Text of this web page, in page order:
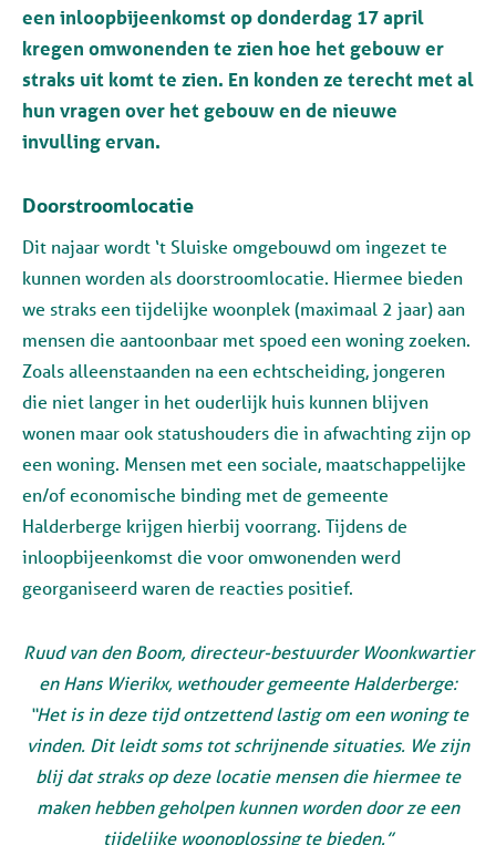
een inloopbijeenkomst op donderdag 17 april
kregen omwonenden te zien hoe het gebouw er
straks uit komt te zien. En konden ze terecht met al
hun vragen over het gebouw en de nieuwe
invulling ervan.
Doorstroomlocatie
Dit najaar wordt ‘t Sluiske omgebouwd om ingezet te
kunnen worden als doorstroomlocatie. Hiermee bieden
we straks een tijdelijke woonplek (maximaal 2 jaar) aan
mensen die aantoonbaar met spoed een woning zoeken.
Zoals alleenstaanden na een echtscheiding, jongeren
die niet langer in het ouderlijk huis kunnen blijven
wonen maar ook statushouders die in afwachting zijn op
een woning. Mensen met een sociale, maatschappelijke
en/of economische binding met de gemeente
Halderberge krijgen hierbij voorrang. Tijdens de
inloopbijeenkomst die voor omwonenden werd
georganiseerd waren de reacties positief.
Ruud van den Boom, directeur-bestuurder Woonkwartier
en Hans Wierikx, wethouder gemeente Halderberge:
“Het is in deze tijd ontzettend lastig om een woning te
vinden. Dit leidt soms tot schrijnende situaties. We zijn
blij dat straks op deze locatie mensen die hiermee te
maken hebben geholpen kunnen worden door ze een
tijdelijke woonoplossing te bieden.”